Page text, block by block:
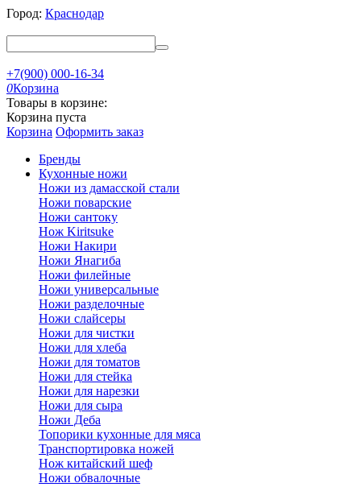
Город: Краснодар
+7(900) 000-16-34
0Корзина
Товары в корзине:
Корзина пуста
Корзина Оформить заказ
Бренды
Кухонные ножи
Ножи из дамасской стали
Ножи поварские
Ножи сантоку
Нож Kiritsuke
Ножи Накири
Ножи Янагиба
Ножи филейные
Ножи универсальные
Ножи разделочные
Ножи слайсеры
Ножи для чистки
Ножи для хлеба
Ножи для томатов
Ножи для стейка
Ножи для нарезки
Ножи для сыра
Ножи Деба
Топорики кухонные для мяса
Транспортировка ножей
Нож китайский шеф
Ножи обвалочные